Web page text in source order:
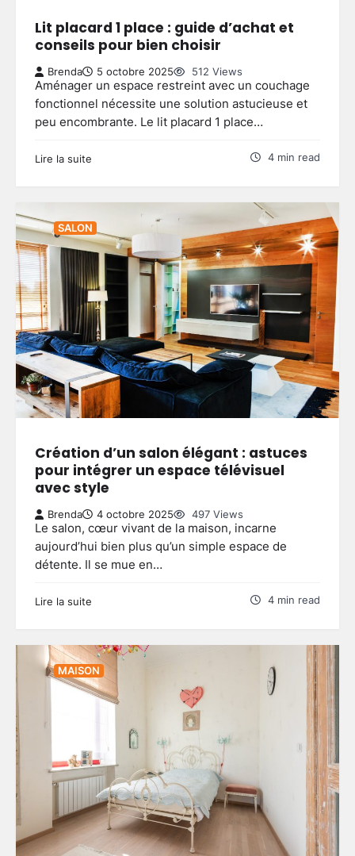
Lit placard 1 place : guide d’achat et
conseils pour bien choisir
Brenda 5 octobre 2025 512 Views
Aménager un espace restreint avec un couchage
fonctionnel nécessite une solution astucieuse et
peu encombrante. Le lit placard 1 place…
Lire la suite 4 min read
SALON
Création d’un salon élégant : astuces
pour intégrer un espace télévisuel
avec style
Brenda 4 octobre 2025 497 Views
Le salon, cœur vivant de la maison, incarne
aujourd’hui bien plus qu’un simple espace de
détente. Il se mue en…
Lire la suite 4 min read
MAISON